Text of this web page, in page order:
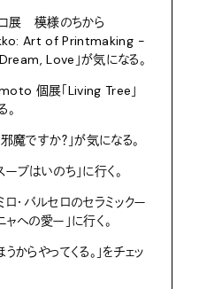
コ展 模様のちから
Art of Printmaking -
Love」が気になる。
個展「Living Tree」
。
邪魔ですか？」が気になる。
プはいのち」に行く。
ロ・バルセロのセラミックー
への愛ー」に行く。
からやってくる。」をチェッ